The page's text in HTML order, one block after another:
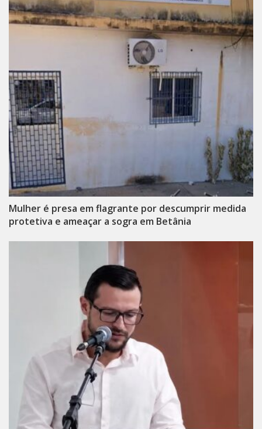
Mulher é presa em flagrante por descumprir medida
protetiva e ameaçar a sogra em Betânia